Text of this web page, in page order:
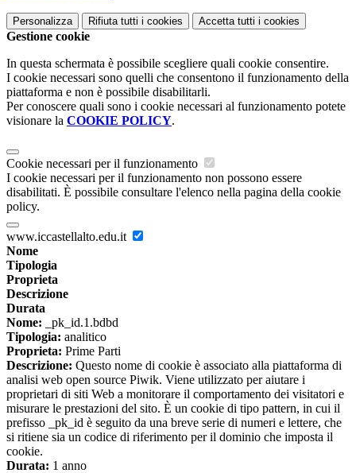
Personalizza Rifiuta tutti i cookies Accetta tutti i cookies
Gestione cookie
In questa schermata è possibile scegliere quali cookie consentire.
I cookie necessari sono quelli che consentono il funzionamento della
piattaforma e non è possibile disabilitarli.
Per conoscere quali sono i cookie necessari al funzionamento potete
visionare la COOKIE POLICY.
Cookie necessari per il funzionamento
I cookie necessari per il funzionamento non possono essere
disabilitati. È possibile consultare l'elenco nella pagina della cookie
policy.
www.iccastellalto.edu.it
Nome
Tipologia
Proprieta
Descrizione
Durata
Nome: _pk_id.1.bdbd
Tipologia: analitico
Proprieta: Prime Parti
Descrizione: Questo nome di cookie è associato alla piattaforma di
analisi web open source Piwik. Viene utilizzato per aiutare i
proprietari di siti Web a monitorare il comportamento dei visitatori e
misurare le prestazioni del sito. È un cookie di tipo pattern, in cui il
prefisso _pk_id è seguito da una breve serie di numeri e lettere, che
si ritiene sia un codice di riferimento per il dominio che imposta il
cookie.
Durata: 1 anno